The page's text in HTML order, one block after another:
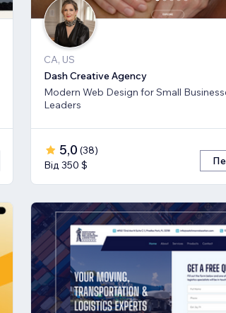
CA, US
Dash Creative Agency
Modern Web Design for Small
Leaders
5,0 (38)
Від 350 $